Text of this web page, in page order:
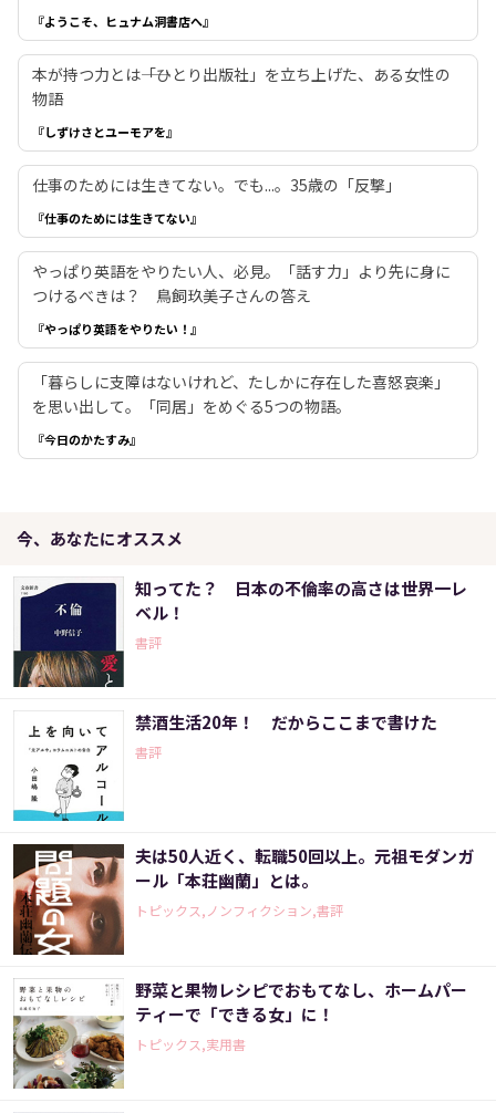
『ようこそ、ヒュナム洞書店へ』
本が持つ力とは――「ひとり出版社」を立ち上げた、ある女性の
物語
『しずけさとユーモアを』
仕事のためには生きてない。でも...。35歳の「反撃」
『仕事のためには生きてない』
やっぱり英語をやりたい人、必見。「話す力」より先に身に
つけるべきは？ 鳥飼玖美子さんの答え
『やっぱり英語をやりたい！』
「暮らしに支障はないけれど、たしかに存在した喜怒哀楽」
を思い出して。「同居」をめぐる5つの物語。
『今日のかたすみ』
今、あなたにオススメ
知ってた？ 日本の不倫率の高さは世界一レ
ベル！
書評
禁酒生活20年！ だからここまで書けた
書評
夫は50人近く、転職50回以上。元祖モダンガ
ール「本荘幽蘭」とは。
トピックス,ノンフィクション,書評
野菜と果物レシピでおもてなし、ホームパー
ティーで「できる女」に！
トピックス,実用書